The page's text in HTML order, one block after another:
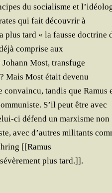
du socia­lisme et
qui fait décou­vrir à
plus tard « la fausse doc­trine
com­prise aux
Most, transfuge
Mais Most était devenu
tan­dis que Ramus
S’il peut être avec
ci défend un mar­xisme non
avec d’autres mili­tants
[[Ramus
plus tard.]].